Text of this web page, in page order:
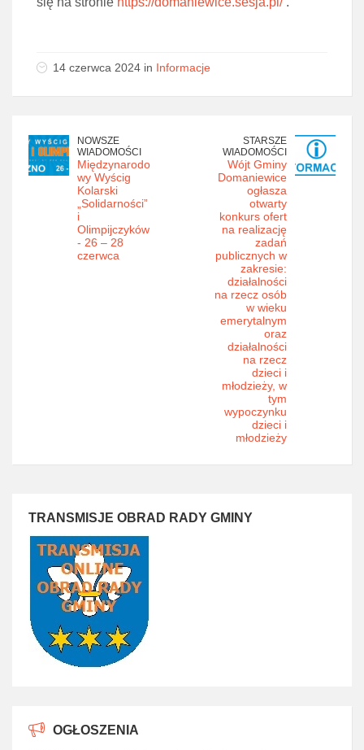
14 czerwca 2024 in Informacje
NOWSZE
WIADOMOŚCI
Międzynarodo
wy Wyścig
Kolarski
„Solidarności”
i
Olimpijczyków
- 26 – 28
czerwca
STARSZE
WIADOMOŚCI
Wójt Gminy
Domaniewice
ogłasza
otwarty
konkurs ofert
na realizację
zadań
publicznych w
zakresie:
działalności
na rzecz osób
w wieku
emerytalnym
oraz
działalności
na rzecz
dzieci i
młodzieży, w
tym
wypoczynku
dzieci i
młodzieży
TRANSMISJE OBRAD RADY GMINY
OGŁOSZENIA